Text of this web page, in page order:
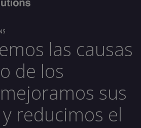
las causas
de los
sus
reducimos el